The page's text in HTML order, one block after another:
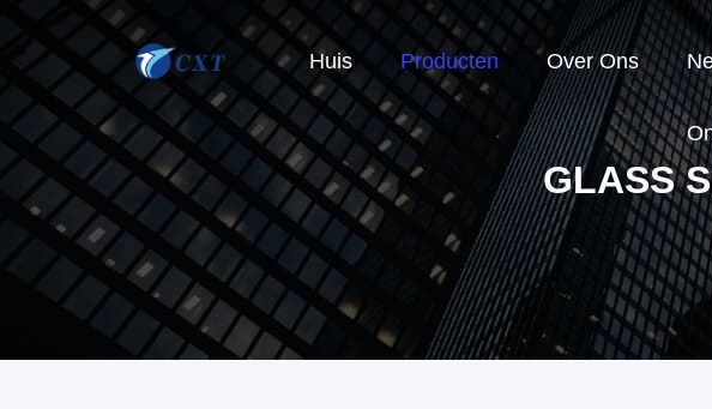
Huis Producten Over Ons
GLASS